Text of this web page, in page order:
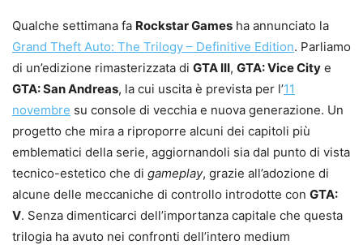
Qualche settimana fa Rockstar Games ha annunciato la
Grand Theft Auto: The Trilogy – Definitive Edition. Parliamo
di un’edizione rimasterizzata di GTA III, GTA: Vice City e
GTA: San Andreas, la cui uscita è prevista per l’11
novembre su console di vecchia e nuova generazione. Un
progetto che mira a riproporre alcuni dei capitoli più
emblematici della serie, aggiornandoli sia dal punto di vista
tecnico-estetico che di gameplay, grazie all’adozione di
alcune delle meccaniche di controllo introdotte con GTA:
V. Senza dimenticarci dell’importanza capitale che questa
trilogia ha avuto nei confronti dell’intero medium